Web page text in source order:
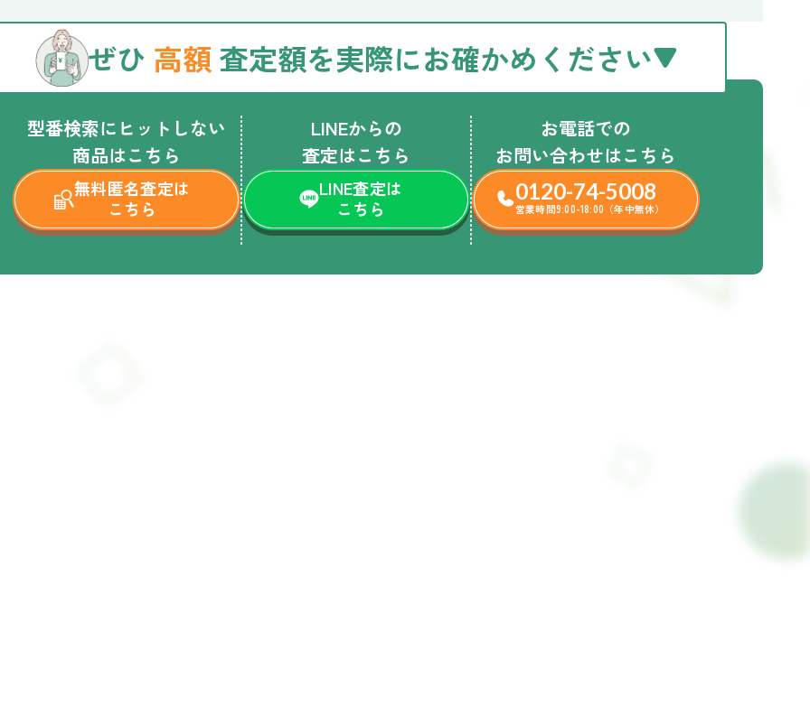
型番検索にヒットしない
商品はこちら
無料匿名査定は
こちら
LINEからの
査定はこちら
LINE査定は
こちら
お電話での
お問い合わせはこちら
0120-74-5008
営業時間9:00-18:00（年中無休）
ぜひ 高額 査定額を実際にお確かめください